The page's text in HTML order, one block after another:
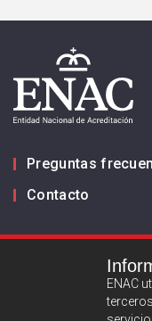
Preguntas
Contacto
ENAC